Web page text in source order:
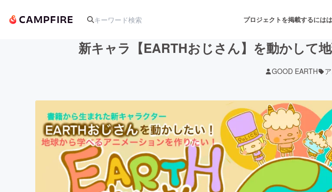
プロジェクトを掲載するには
アート・写真 音楽
テクノロジー・ガジェット ゲーム・サービス開発
映像・映画 書籍・雑誌出版
新キャラ【EARTHおじさん】を動かして
GOOD EARTH